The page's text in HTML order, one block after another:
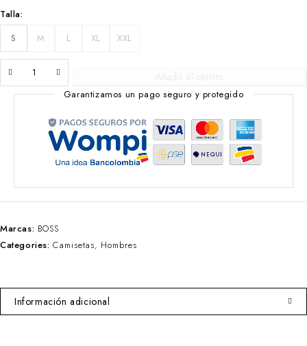
Talla
S
M L XL XXL
Añadir al carrito
Garantizamos un pago seguro y protegido
Marcas: BOSS
Categories:Camisetas, Hombres
Información adicional